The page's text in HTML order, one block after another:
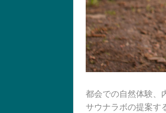
都会での自然体験、
サウナラボの提案す